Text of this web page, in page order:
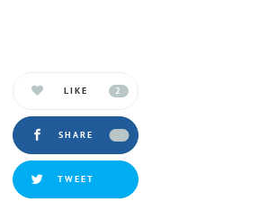
LIKE 2
SHARE
TWEET